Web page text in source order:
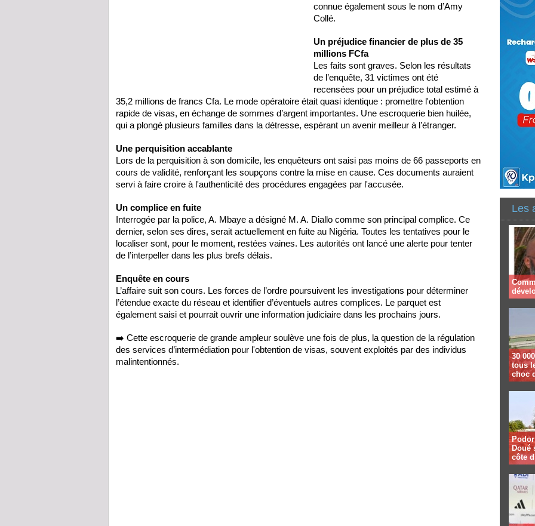
connue également sous le nom d’Amy
Collé.
Un préjudice financier de plus de 35
millions FCfa
Les faits sont graves. Selon les résultats
de l’enquête, 31 victimes ont été
recensées pour un préjudice total estimé à
35,2 millions de francs Cfa. Le mode opératoire était quasi identique : promettre l'obtention
rapide de visas, en échange de sommes d’argent importantes. Une escroquerie bien huilée,
qui a plongé plusieurs familles dans la détresse, espérant un avenir meilleur à l’étranger.
Une perquisition accablante
Lors de la perquisition à son domicile, les enquêteurs ont saisi pas moins de 66 passeports en
cours de validité, renforçant les soupçons contre la mise en cause. Ces documents auraient
servi à faire croire à l'authenticité des procédures engagées par l'accusée.
Un complice en fuite
Interrogée par la police, A. Mbaye a désigné M. A. Diallo comme son principal complice. Ce
dernier, selon ses dires, serait actuellement en fuite au Nigéria. Toutes les tentatives pour le
localiser sont, pour le moment, restées vaines. Les autorités ont lancé une alerte pour tenter
de l’interpeller dans les plus brefs délais.
Enquête en cours
L’affaire suit son cours. Les forces de l’ordre poursuivent les investigations pour déterminer
l’étendue exacte du réseau et identifier d’éventuels autres complices. Le parquet est
également saisi et pourrait ouvrir une information judiciaire dans les prochains jours.
➡️ Cette escroquerie de grande ampleur soulève une fois de plus, la question de la régulation
des services d’intermédiation pour l'obtention de visas, souvent exploités par des individus
malintentionnés.
Les
30
tous
choc
Doué
côte